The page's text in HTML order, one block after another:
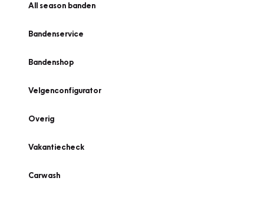
All season banden
Bandenservice
Bandenshop
Velgenconfigurator
Overig
Vakantiecheck
Carwash